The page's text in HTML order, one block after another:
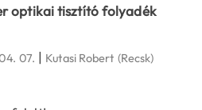
optikai tisztító folyadék
07. | Kutasi Robert (Recsk)